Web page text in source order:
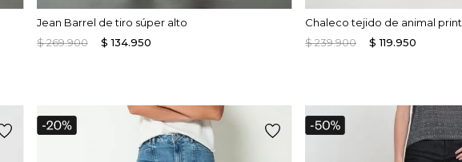
Jean Barrel de tiro súper alto
$269.900 $ 134.950
Chaleco tejido de animal print
$239.900 $ 119.950